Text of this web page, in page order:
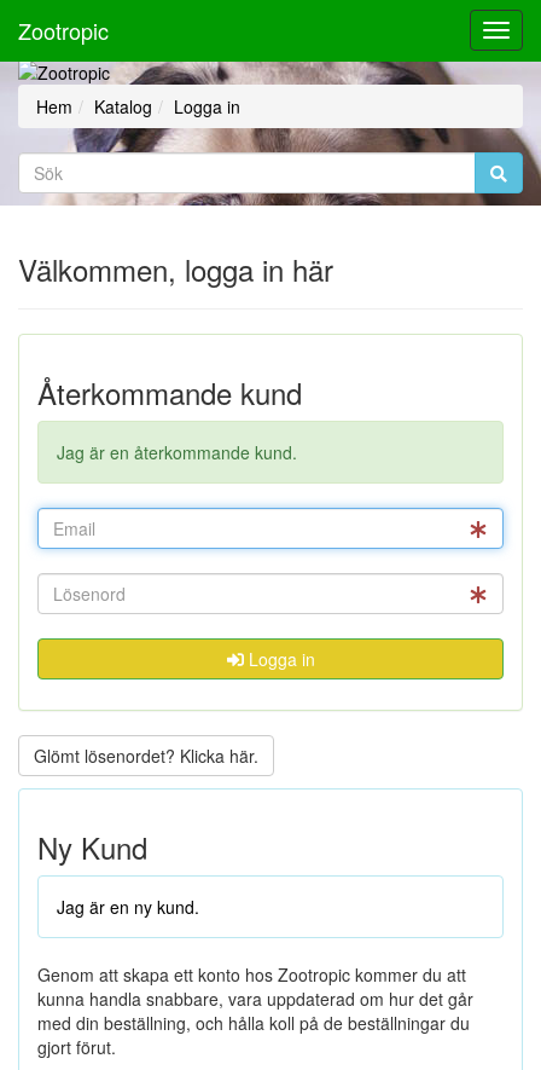
Zootropic
Hem Katalog Logga in
Välkommen, logga in här
Återkommande kund
Jag är en återkommande kund.
Logga in
Glömt lösenordet? Klicka här.
Ny Kund
Jag är en ny kund.
Genom att skapa ett konto hos Zootropic kommer du att
kunna handla snabbare, vara uppdaterad om hur det går
med din beställning, och hålla koll på de beställningar du
gjort förut.